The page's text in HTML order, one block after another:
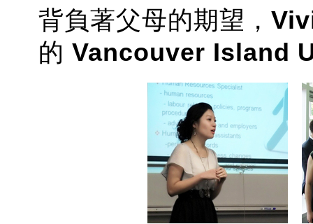
背負著父母的期望，
的 Vancouver Island